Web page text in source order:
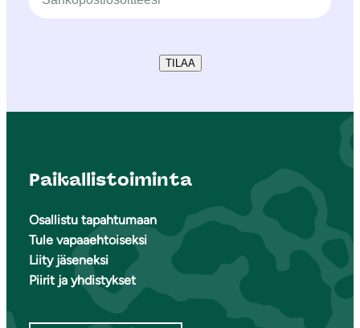
TILAA
Paikallistoiminta
Osallistu tapahtumaan
Tule vapaaehtoiseksi
Liity jäseneksi
Piirit ja yhdistykset